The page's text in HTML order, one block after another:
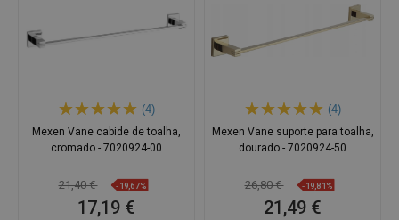
(4)
Mexen Vane cabide de toalha,
cromado - 7020924-00
21,40 € -19,67%
17,19 €
(4)
Mexen Vane suporte para toalha,
dourado - 7020924-50
26,80 € -19,81%
21,49 €